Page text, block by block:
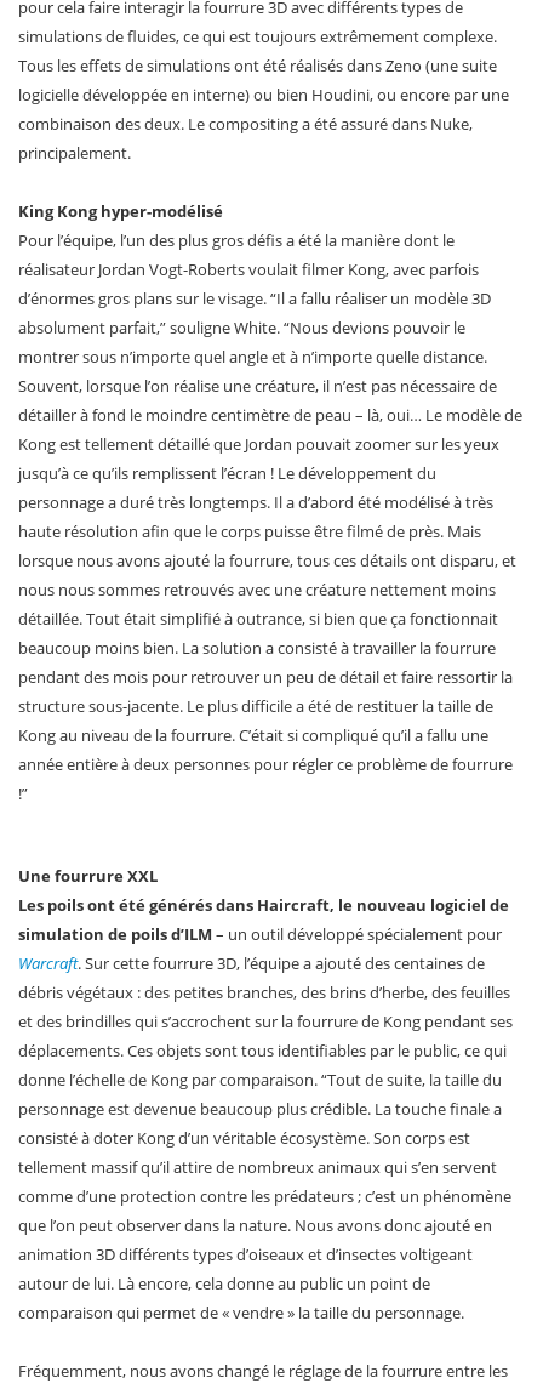
pour cela faire interagir la fourrure 3D avec différents types de
simulations de fluides, ce qui est toujours extrêmement complexe.
Tous les effets de simulations ont été réalisés dans Zeno (une suite
logicielle développée en interne) ou bien Houdini, ou encore par une
combinaison des deux. Le compositing a été assuré dans Nuke,
principalement.
King Kong hyper-modélisé
Pour l’équipe, l’un des plus gros défis a été la manière dont le
réalisateur Jordan Vogt-Roberts voulait filmer Kong, avec parfois
d’énormes gros plans sur le visage. “Il a fallu réaliser un modèle 3D
absolument parfait,” souligne White. “Nous devions pouvoir le
montrer sous n’importe quel angle et à n’importe quelle distance.
Souvent, lorsque l’on réalise une créature, il n’est pas nécessaire de
détailler à fond le moindre centimètre de peau – là, oui… Le modèle de
Kong est tellement détaillé que Jordan pouvait zoomer sur les yeux
jusqu’à ce qu’ils remplissent l’écran ! Le développement du
personnage a duré très longtemps. Il a d’abord été modélisé à très
haute résolution afin que le corps puisse être filmé de près. Mais
lorsque nous avons ajouté la fourrure, tous ces détails ont disparu, et
nous nous sommes retrouvés avec une créature nettement moins
détaillée. Tout était simplifié à outrance, si bien que ça fonctionnait
beaucoup moins bien. La solution a consisté à travailler la fourrure
pendant des mois pour retrouver un peu de détail et faire ressortir la
structure sous-jacente. Le plus difficile a été de restituer la taille de
Kong au niveau de la fourrure. C’était si compliqué qu’il a fallu une
année entière à deux personnes pour régler ce problème de fourrure
!”
Une fourrure XXL
Les poils ont été générés dans Haircraft, le nouveau logiciel de
simulation de poils d’ILM – un outil développé spécialement pour
Warcraft. Sur cette fourrure 3D, l’équipe a ajouté des centaines de
débris végétaux : des petites branches, des brins d’herbe, des feuilles
et des brindilles qui s’accrochent sur la fourrure de Kong pendant ses
déplacements. Ces objets sont tous identifiables par le public, ce qui
donne l’échelle de Kong par comparaison. “Tout de suite, la taille du
personnage est devenue beaucoup plus crédible. La touche finale a
consisté à doter Kong d’un véritable écosystème. Son corps est
tellement massif qu’il attire de nombreux animaux qui s’en servent
comme d’une protection contre les prédateurs ; c’est un phénomène
que l’on peut observer dans la nature. Nous avons donc ajouté en
animation 3D différents types d’oiseaux et d’insectes voltigeant
autour de lui. Là encore, cela donne au public un point de
comparaison qui permet de « vendre » la taille du personnage.
Fréquemment, nous avons changé le réglage de la fourrure entre les